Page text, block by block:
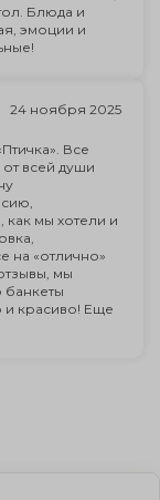
Блюда и
эмоции и
24 ноября 2025
Все
всей души
мы хотели и
на «отлично»
мы
банкеты
и красиво! Еще